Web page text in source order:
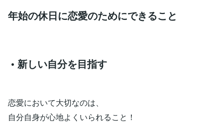
年始の休日に恋愛のためにできること
• 新しい自分を目指す
恋愛において大切なのは、
自分自身が心地よくいられること！